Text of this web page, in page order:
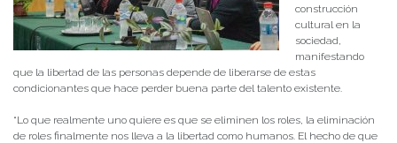
construcción
cultural en la
sociedad,
manifestando
que la libertad de las personas depende de liberarse de estas
condicionantes que hace perder buena parte del talento existente.
“Lo que realmente uno quiere es que se eliminen los roles, la eliminación
de roles finalmente nos lleva a la libertad como humanos. El hecho de que